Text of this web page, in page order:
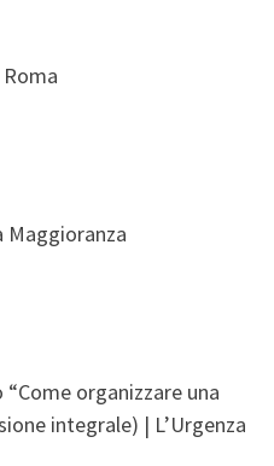
Maggioranza
organizzare una
integrale) | L’Urgenza